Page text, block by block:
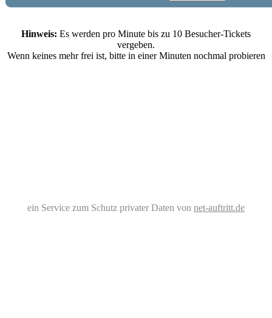
Hinweis: Es werden pro Minute bis zu 10 Besucher-Tickets
vergeben.
Wenn keines mehr frei ist, bitte in einer Minuten nochmal probieren
ein Service zum Schutz privater Daten von net-auftritt.de